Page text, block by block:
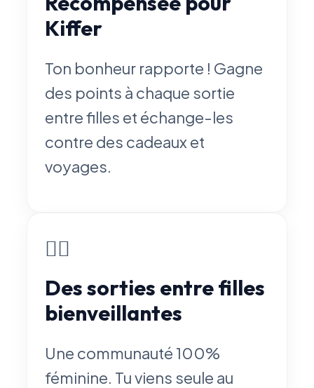
Kiffer
Ton bonheur rapporte ! Gagne
des points à chaque sortie
entre filles et échange-les
contre des cadeaux et
voyages.
👯‍♀️
Des sorties entre filles
bienveillantes
Une communauté 100%
féminine. Tu viens seule au